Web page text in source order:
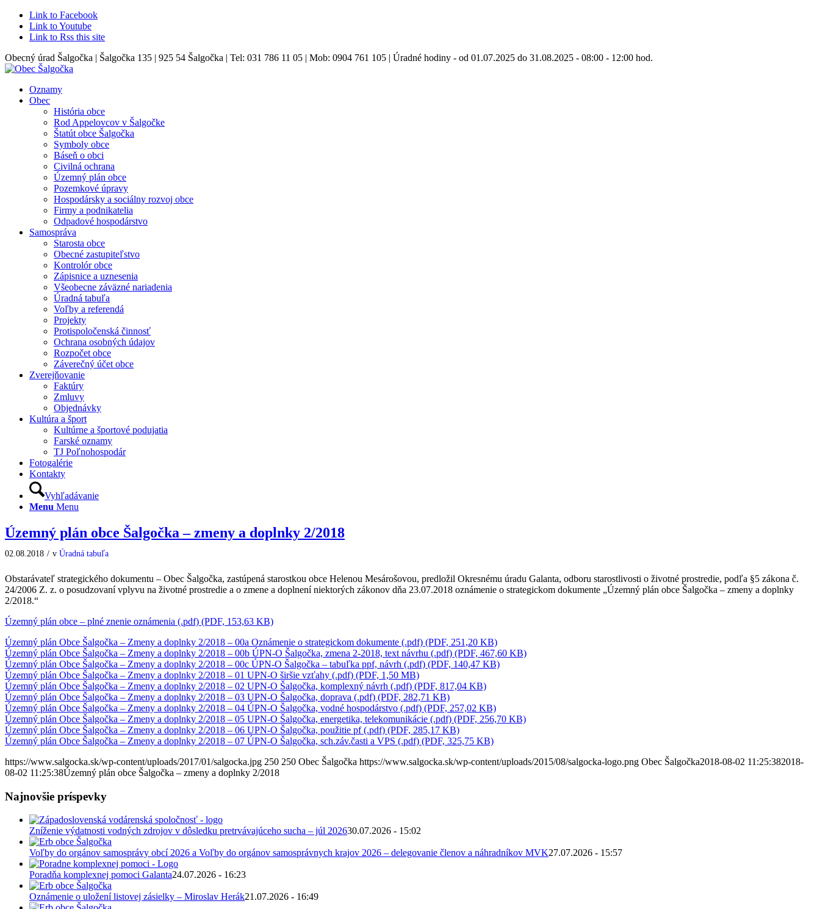
Link to Facebook
Link to Youtube
Link to Rss this site
Obecný úrad Šalgočka | Šalgočka 135 | 925 54 Šalgočka | Tel: 031 786 11 05 | Mob: 0904 761 105 | Úradné hodiny - od 01.07.2025 do 31.08.2025 - 08:00 - 12:00 hod.
Oznamy
Obec
História obce
Rod Appelovcov v Šalgočke
Štatút obce Šalgočka
Symboly obce
Báseň o obci
Civilná ochrana
Územný plán obce
Pozemkové úpravy
Hospodársky a sociálny rozvoj obce
Firmy a podnikatelia
Odpadové hospodárstvo
Samospráva
Starosta obce
Obecné zastupiteľstvo
Kontrolór obce
Zápisnice a uznesenia
Všeobecne záväzné nariadenia
Úradná tabuľa
Voľby a referendá
Projekty
Protispoločenská činnosť
Ochrana osobných údajov
Rozpočet obce
Záverečný účet obce
Zverejňovanie
Faktúry
Zmluvy
Objednávky
Kultúra a šport
Kultúrne a športové podujatia
Farské oznamy
TJ Poľnohospodár
Fotogalérie
Kontakty
Vyhľadávanie
Menu Menu
Územný plán obce Šalgočka – zmeny a doplnky 2/2018
02.08.2018 / v Úradná tabuľa
Obstarávateľ strategického dokumentu – Obec Šalgočka, zastúpená starostkou obce Helenou Mesárošovou, predložil Okresnému úradu Galanta, odboru starostlivosti o životné prostredie, podľa §5 zákona č.
24/2006 Z. z. o posudzovaní vplyvu na životné prostredie a o zmene a doplnení niektorých zákonov dňa 23.07.2018 oznámenie o strategickom dokumente „Územný plán obce Šalgočka – zmeny a doplnky
2/2018.“
Územný plán obce – plné znenie oznámenia (.pdf) (PDF, 153,63 KB)
Územný plán Obce Šalgočka – Zmeny a doplnky 2/2018 – 00a Oznámenie o strategickom dokumente (.pdf) (PDF, 251,20 KB)
Územný plán Obce Šalgočka – Zmeny a doplnky 2/2018 – 00b ÚPN-O Šalgočka, zmena 2-2018, text návrhu (.pdf) (PDF, 467,60 KB)
Územný plán Obce Šalgočka – Zmeny a doplnky 2/2018 – 00c ÚPN-O Šalgočka – tabuľka ppf, návrh (.pdf) (PDF, 140,47 KB)
Územný plán Obce Šalgočka – Zmeny a doplnky 2/2018 – 01 UPN-O širšie vzťahy (.pdf) (PDF, 1,50 MB)
Územný plán Obce Šalgočka – Zmeny a doplnky 2/2018 – 02 UPN-O Šalgočka, komplexný návrh (.pdf) (PDF, 817,04 KB)
Územný plán Obce Šalgočka – Zmeny a doplnky 2/2018 – 03 UPN-O Šalgočka, doprava (.pdf) (PDF, 282,71 KB)
Územný plán Obce Šalgočka – Zmeny a doplnky 2/2018 – 04 ÚPN-O Šalgočka, vodné hospodárstvo (.pdf) (PDF, 257,02 KB)
Územný plán Obce Šalgočka – Zmeny a doplnky 2/2018 – 05 UPN-O Šalgočka, energetika, telekomunikácie (.pdf) (PDF, 256,70 KB)
Územný plán Obce Šalgočka – Zmeny a doplnky 2/2018 – 06 UPN-O Šalgočka, použitie pf (.pdf) (PDF, 285,17 KB)
Územný plán Obce Šalgočka – Zmeny a doplnky 2/2018 – 07 ÚPN-O Šalgočka, sch.záv.časti a VPS (.pdf) (PDF, 325,75 KB)
https://www.salgocka.sk/wp-content/uploads/2017/01/salgocka.jpg 250 250 Obec Šalgočka https://www.salgocka.sk/wp-content/uploads/2015/08/salgocka-logo.png Obec Šalgočka2018-08-02 11:25:382018-
08-02 11:25:38Územný plán obce Šalgočka – zmeny a doplnky 2/2018
Najnovšie príspevky
Zníženie výdatnosti vodných zdrojov v dôsledku pretrvávajúceho sucha – júl 202630.07.2026 - 15:02
Voľby do orgánov samosprávy obcí 2026 a Voľby do orgánov samosprávnych krajov 2026 – delegovanie členov a náhradníkov MVK27.07.2026 - 15:57
Poradňa komplexnej pomoci Galanta24.07.2026 - 16:23
Oznámenie o uložení listovej zásielky – Miroslav Herák21.07.2026 - 16:49